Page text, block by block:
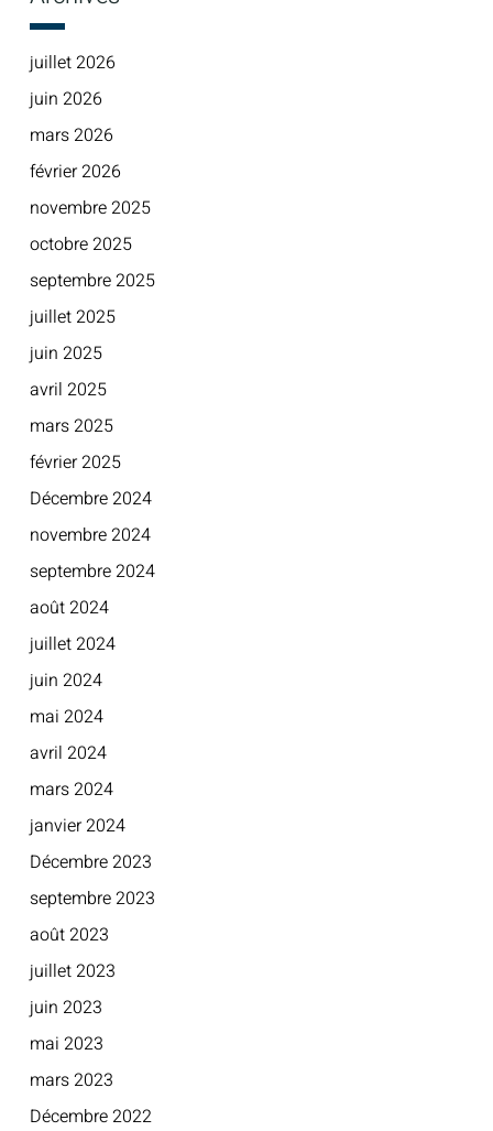
juillet 2026
juin 2026
mars 2026
février 2026
novembre 2025
octobre 2025
septembre 2025
juillet 2025
juin 2025
avril 2025
mars 2025
février 2025
Décembre 2024
novembre 2024
septembre 2024
août 2024
juillet 2024
juin 2024
mai 2024
avril 2024
mars 2024
janvier 2024
Décembre 2023
septembre 2023
août 2023
juillet 2023
juin 2023
mai 2023
mars 2023
Décembre 2022